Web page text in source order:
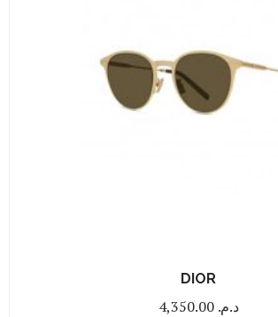
DIOR
د.م. 4,350.00